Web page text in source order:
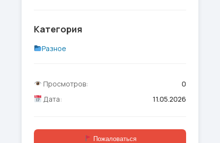
Категория
Разное
Просмотров:
0
Дата:
11.05.2026
Пожаловаться